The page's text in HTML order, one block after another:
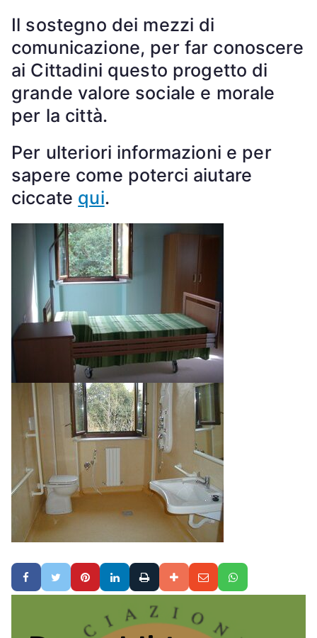
Il sostegno dei mezzi di
comunicazione, per far conoscere
ai Cittadini questo progetto di
grande valore sociale e morale
per la città.
Per ulteriori informazioni e per
sapere come poterci aiutare
ciccate qui.